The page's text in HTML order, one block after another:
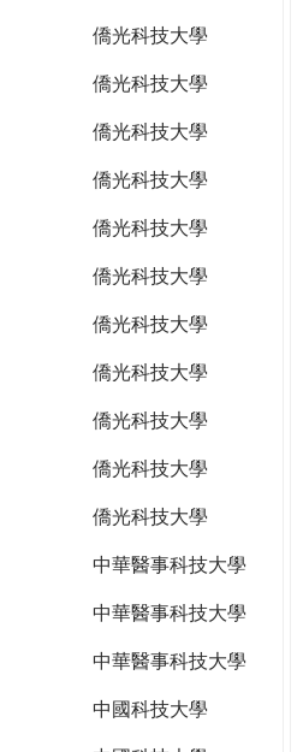
僑光科技大學
僑光科技大學
僑光科技大學
僑光科技大學
僑光科技大學
僑光科技大學
僑光科技大學
僑光科技大學
僑光科技大學
僑光科技大學
僑光科技大學
中華醫事科技大學
中華醫事科技大學
中華醫事科技大學
中國科技大學